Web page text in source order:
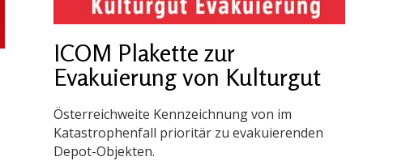
ICOM Plakette zur
Evakuierung von Kulturgut
Österreichweite Kennzeichnung von im
Katastrophenfall prioritär zu evakuierenden
Depot-Objekten.